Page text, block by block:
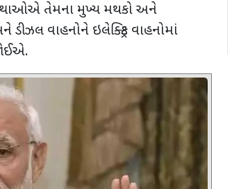
તેમના મુખ્ય મથકો અને
વાહનોને ઇલેક્ટ્રિક વાહનોમાં